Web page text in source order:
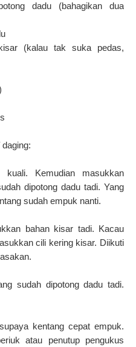
dadu (bahagikan dua
(kalau tak suka pedas,
Kemudian masukkan
dipotong dadu tadi. Yang
sudah empuk nanti.
bahan kisar tadi. Kacau
cili kering kisar. Diikuti
sudah dipotong dadu tadi.
kentang cepat empuk.
atau penutup pengukus